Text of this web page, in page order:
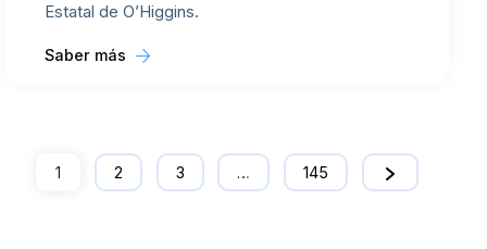
Estatal de O’Higgins.
Saber más
1 2 3 … 145